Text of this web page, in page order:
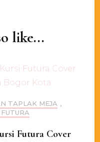
like...
TAPLAK MEJA ,
Futura Cover